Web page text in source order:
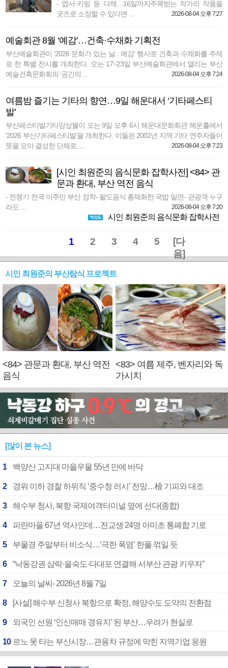
- 엽서·키링 등 다채…16일까지주목받는 작가의 작품을
굿즈로 소장할 수 있다면 ...
2026-08-04 오후 7:27
예술회관 8월 ‘예감’…건축·수채화 기획전
부산예술회관이 ‘2026 문화가 있는 날 : 예감’ 행사로 건축과 수채화를 주제
로 한 특별 전시를 개최한다. 오는 17~23일 부산예술회관에서 열리는 부산
예술건축문화회의 ‘공간의 ...
2026-08-04 오후 7:24
여름밤 즐기는 기타의 향연…9일 해운대서 ‘기타페스티
발’
부산페스티발기타앙상블이 오는 9일 오후 6시 해운대문화회관 해운홀에서
‘2026 부산기타페스티발’을 개최한다. 이들은 2002년 지역 기타 연주자들이
뜻을 모아 결성한 단체로, ...
2026-08-04 오후 7:23
[시인 최원준의 음식문화 잡학사전] <84> 관
문과 환대, 부산 역전 음식
- 전쟁기 전국 이주민 부산 정착- 팔도음식 총체화한 국밥·밀면- 관광객 누구
라도 ...
2026-08-04 오후 7:20
시인 최원준의 음식문화 잡학사전
1 2 3 4 5
[다
음]
시인 최원준의 부산탐식 프로젝트
<84> 관문과 환대, 부산 역전
음식
<83> 여름 제주, 벤자리와 독
가시치
[많이 본 뉴스]
1 백양산 고지대 마을우물 55년 만에 바닥
2 경위 이하 경찰 하위직 ‘중수청 러시’ 전망…檢 기피와 대조
3 해수부 청사, 북항 국제여객터미널 옆에 선다(종합)
4 피란마을 67년 역사인데…전교생 24명 아미초 통폐합 기로
5 부울경 주말부터 비소식…‘극한 폭염’ 한풀 꺾일 듯
6 “낙동강권 삼락·을숙도·다대포 연결해 서부산 관광 키우자”
7 오늘의 날씨- 2026년 8월 7일
8 [사설] 해수부 신청사 북항으로 확정, 해양수도 도약의 전환점
9 외국인 선원 ‘인신매매 경유지’ 된 부산…우려가 현실로
10 르노 못 타는 부산시장…관용차 규정에 막힌 지역기업 응원